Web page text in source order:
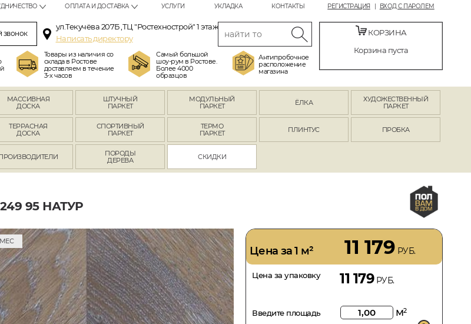
РЕГИСТРАЦИЯ ВХОД С ПАРОЛЕМ
ОПЛАТА И ДОСТАВКА УСЛУГИ УКЛАДКА КОНТАКТЫ
звонок
ул.Текучёва 207Б ,ТЦ "Ростехнострой" 1 этаж
Написать директору
Товары из наличия со
склада в Ростове
доставляем в течение
3-х часов
Самый большой
шоу-рум в Ростове.
Более 4000
образцов
Антипробочное
расположение
магазина
КОРЗИНА
Корзина пуста
МАССИВНАЯ
ДОСКА
ШТУЧНЫЙ
ПАРКЕТ
МОДУЛЬНЫЙ
ПАРКЕТ
ЁЛКА
ХУДОЖЕСТВЕННЫЙ
ПАРКЕТ
ТЕРРАСНАЯ
ДОСКА
СПОРТИВНЫЙ
ПАРКЕТ
ТЕРМО
ПАРКЕТ
ПЛИНТУС ПРОБКА
ПОРОДЫ
ДЕРЕВА
СКИДКИ
95 НАТУР
Цена за 1 м² 11 179 РУБ.
Цена за упаковку 11 179РУБ.
Введите площадь м2